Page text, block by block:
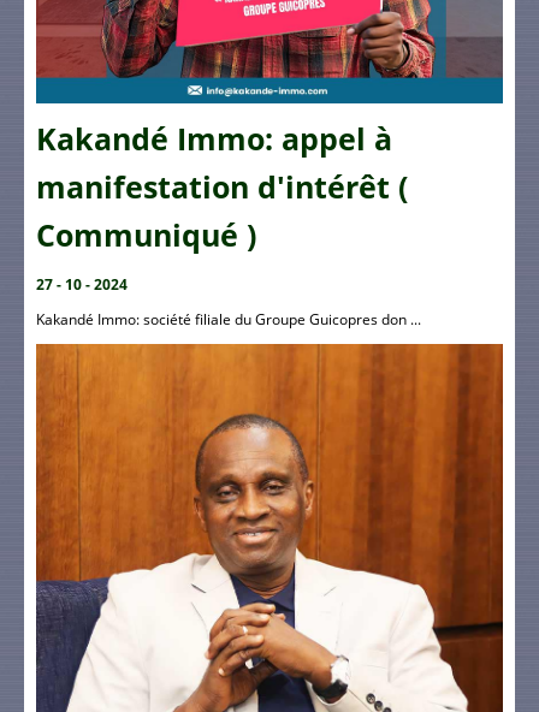
Kakandé Immo: appel à
manifestation d'intérêt (
Communiqué )
27 - 10 - 2024
Kakandé Immo: société filiale du Groupe Guicopres don ...